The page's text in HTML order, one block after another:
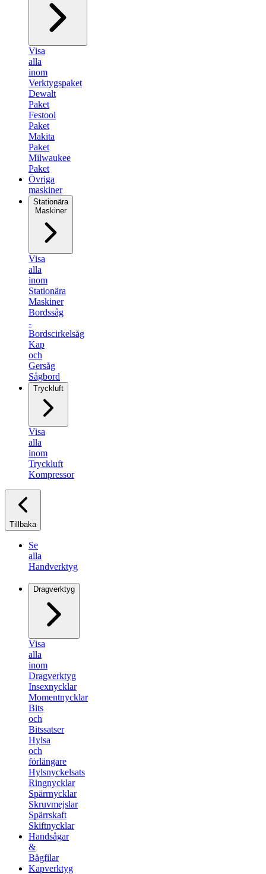
Visa
alla
inom
Verktygspaket
Dewalt
Paket
Festool
Paket
Makita
Paket
Milwaukee
Paket
Övriga
maskiner
Stationära
Maskiner
Visa
alla
inom
Stationära
Maskiner
Bordssåg
-
Bordscirkelsåg
Kap
och
Gersåg
Sågbord
Tryckluft
Visa
alla
inom
Tryckluft
Kompressor
Tillbaka
Se
alla
Handverktyg
Dragverktyg
Visa
alla
inom
Dragverktyg
Insexnycklar
Momentnycklar
Bits
och
Bitssatser
Hylsa
och
förlängare
Hylsnyckelsats
Ringnycklar
Spärrnycklar
Skruvmejslar
Spärrskaft
Skiftnycklar
Handsågar
&
Bågfilar
Kapverktyg